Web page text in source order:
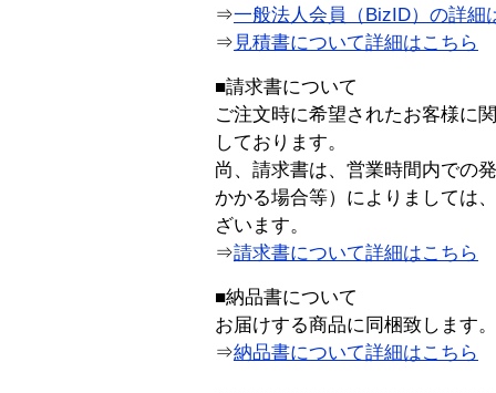
⇒一般法人会員（BizID）の詳細
⇒ 見積書について詳細はこちら
■請求書について
ご注文時に希望されたお客様に
しております。
尚、請求書は、営業時間内での
かかる場合等）によりましては
ざいます。
⇒請求書について詳細はこちら
■納品書について
お届けする商品に同梱致します。
⇒納品書について詳細はこちら